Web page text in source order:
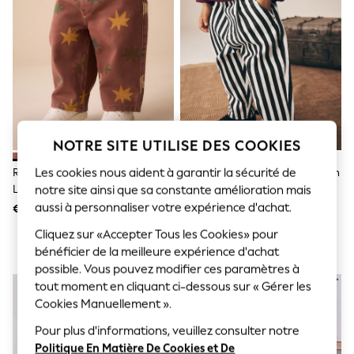
Sunglasses
Men's Holiday Shop
All Swimwear
Accessories
Bags & Luggage
Footwear
Hats
Linen Collection
Loafers
Polo Shirts
Sandals & Flipflops
Shirts
Shorts
Sunglasses
T-Shirts
Vests
Boys Holiday Shop
All Swimwear
Ponchos & Toweling sets
Sun Hats & Caps
Polo Shirts
Sandals & Sliders
Shirts
Rouge Multicolore - Pantalon
Large À Enfiler (3mois7ans)
€ 13 - € 15
Bande Noire/blanche - Pantalon
À Enfiler (3mois7ans)
€ 13 - € 15
NOTRE SITE UTILISE DES COOKIES
Les cookies nous aident à garantir la sécurité de
notre site ainsi que sa constante amélioration mais
aussi à personnaliser votre expérience d'achat.
Cliquez sur «Accepter Tous les Cookies» pour
bénéficier de la meilleure expérience d'achat
possible. Vous pouvez modifier ces paramètres à
tout moment en cliquant ci-dessous sur « Gérer les
Cookies Manuellement ».
Pour plus d'informations, veuillez consulter notre
Politique En Matière De Cookies et De